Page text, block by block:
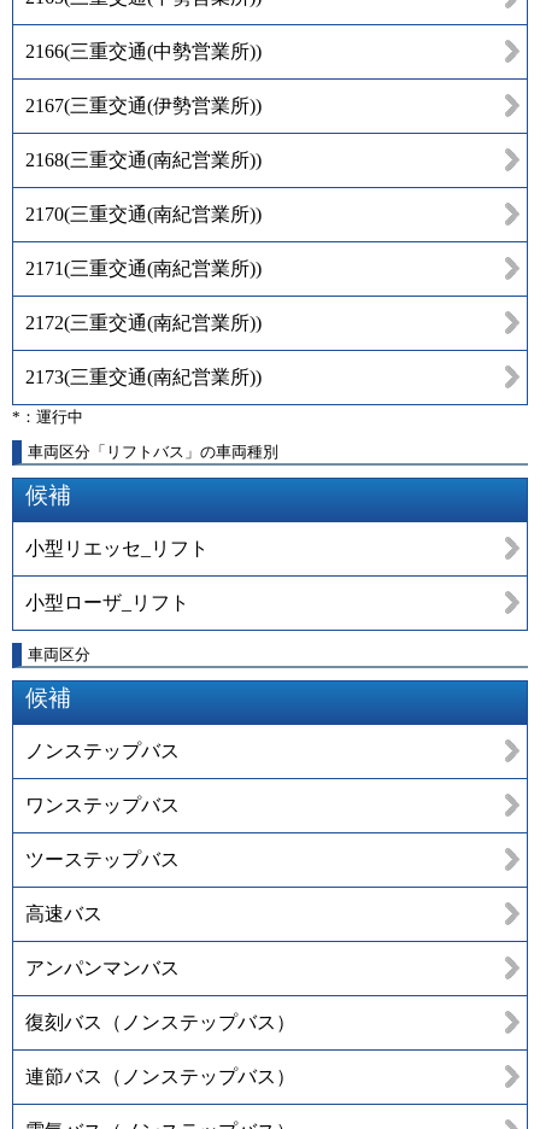
2166(三重交通(中勢営業所))
2167(三重交通(伊勢営業所))
2168(三重交通(南紀営業所))
2170(三重交通(南紀営業所))
2171(三重交通(南紀営業所))
2172(三重交通(南紀営業所))
2173(三重交通(南紀営業所))
*：運行中
車両区分「リフトバス」の車両種別
候補
小型リエッセ_リフト
小型ローザ_リフト
車両区分
候補
ノンステップバス
ワンステップバス
ツーステップバス
高速バス
アンパンマンバス
復刻バス（ノンステップバス）
連節バス（ノンステップバス）